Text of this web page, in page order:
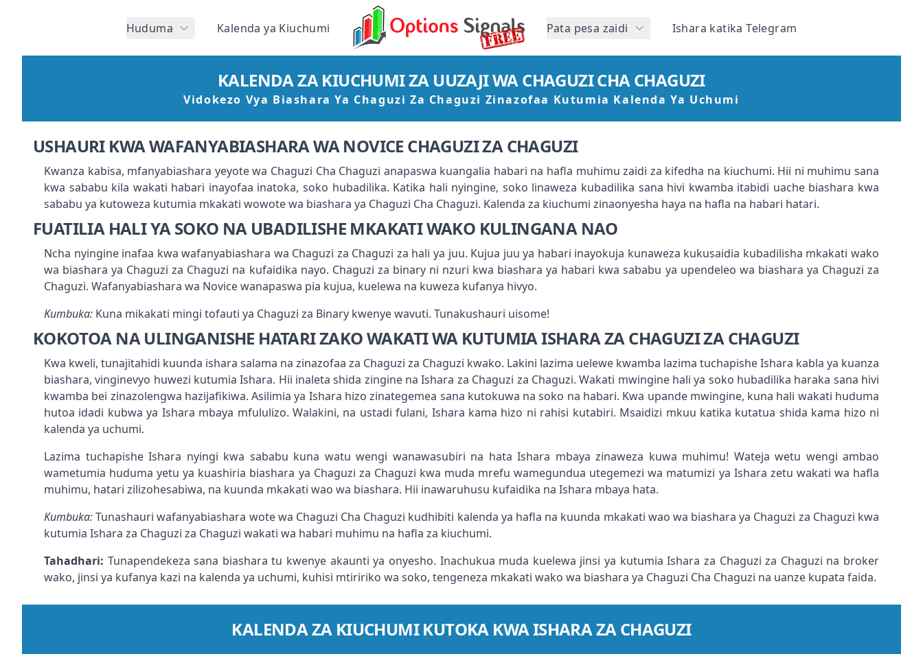
Huduma Kalenda ya Kiuchumi Pata pesa zaidi Ishara katika Telegram
KALENDA ZA KIUCHUMI ZA UUZAJI WA CHAGUZI CHA CHAGUZI
Vidokezo Vya Biashara Ya Chaguzi Za Chaguzi Zinazofaa Kutumia Kalenda Ya Uchumi
USHAURI KWA WAFANYABIASHARA WA NOVICE CHAGUZI ZA CHAGUZI
Kwanza kabisa, mfanyabiashara yeyote wa Chaguzi Cha Chaguzi anapaswa kuangalia habari na hafla muhimu zaidi za kifedha na kiuchumi. Hii ni muhimu sana
kwa sababu kila wakati habari inayofaa inatoka, soko hubadilika. Katika hali nyingine, soko linaweza kubadilika sana hivi kwamba itabidi uache biashara kwa
sababu ya kutoweza kutumia mkakati wowote wa biashara ya Chaguzi Cha Chaguzi. Kalenda za kiuchumi zinaonyesha haya na hafla na habari hatari.
FUATILIA HALI YA SOKO NA UBADILISHE MKAKATI WAKO KULINGANA NAO
Ncha nyingine inafaa kwa wafanyabiashara wa Chaguzi za Chaguzi za hali ya juu. Kujua juu ya habari inayokuja kunaweza kukusaidia kubadilisha mkakati wako
wa biashara ya Chaguzi za Chaguzi na kufaidika nayo. Chaguzi za binary ni nzuri kwa biashara ya habari kwa sababu ya upendeleo wa biashara ya Chaguzi za
Chaguzi. Wafanyabiashara wa Novice wanapaswa pia kujua, kuelewa na kuweza kufanya hivyo.
Kumbuka: Kuna mikakati mingi tofauti ya Chaguzi za Binary kwenye wavuti. Tunakushauri uisome!
KOKOTOA NA ULINGANISHE HATARI ZAKO WAKATI WA KUTUMIA ISHARA ZA CHAGUZI ZA CHAGUZI
Kwa kweli, tunajitahidi kuunda ishara salama na zinazofaa za Chaguzi za Chaguzi kwako. Lakini lazima uelewe kwamba lazima tuchapishe Ishara kabla ya kuanza
biashara, vinginevyo huwezi kutumia Ishara. Hii inaleta shida zingine na Ishara za Chaguzi za Chaguzi. Wakati mwingine hali ya soko hubadilika haraka sana hivi
kwamba bei zinazolengwa hazijafikiwa. Asilimia ya Ishara hizo zinategemea sana kutokuwa na soko na habari. Kwa upande mwingine, kuna hali wakati huduma
hutoa idadi kubwa ya Ishara mbaya mfululizo. Walakini, na ustadi fulani, Ishara kama hizo ni rahisi kutabiri. Msaidizi mkuu katika kutatua shida kama hizo ni
kalenda ya uchumi.
Lazima tuchapishe Ishara nyingi kwa sababu kuna watu wengi wanawasubiri na hata Ishara mbaya zinaweza kuwa muhimu! Wateja wetu wengi ambao
wametumia huduma yetu ya kuashiria biashara ya Chaguzi za Chaguzi kwa muda mrefu wamegundua utegemezi wa matumizi ya Ishara zetu wakati wa hafla
muhimu, hatari zilizohesabiwa, na kuunda mkakati wao wa biashara. Hii inawaruhusu kufaidika na Ishara mbaya hata.
Kumbuka:Tunashauri wafanyabiashara wote wa Chaguzi Cha Chaguzi kudhibiti kalenda ya hafla na kuunda mkakati wao wa biashara ya Chaguzi za Chaguzi kwa
kutumia Ishara za Chaguzi za Chaguzi wakati wa habari muhimu na hafla za kiuchumi.
Tahadhari: Tunapendekeza sana biashara tu kwenye akaunti ya onyesho. Inachukua muda kuelewa jinsi ya kutumia Ishara za Chaguzi za Chaguzi na broker
wako, jinsi ya kufanya kazi na kalenda ya uchumi, kuhisi mtiririko wa soko, tengeneza mkakati wako wa biashara ya Chaguzi Cha Chaguzi na uanze kupata faida.
KALENDA ZA KIUCHUMI KUTOKA KWA ISHARA ZA CHAGUZI